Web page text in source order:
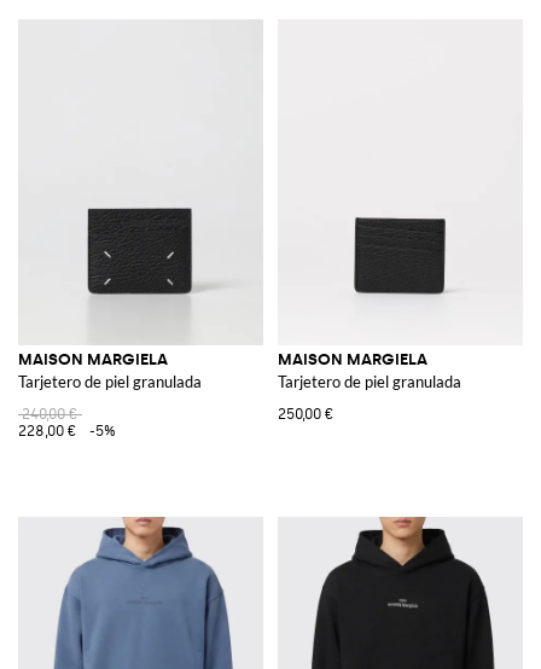
MAISON MARGIELA
Tarjetero de piel granulada
240,00 €
228,00 €
-5%
MAISON MARGIELA
Tarjetero de piel granulada
250,00 €